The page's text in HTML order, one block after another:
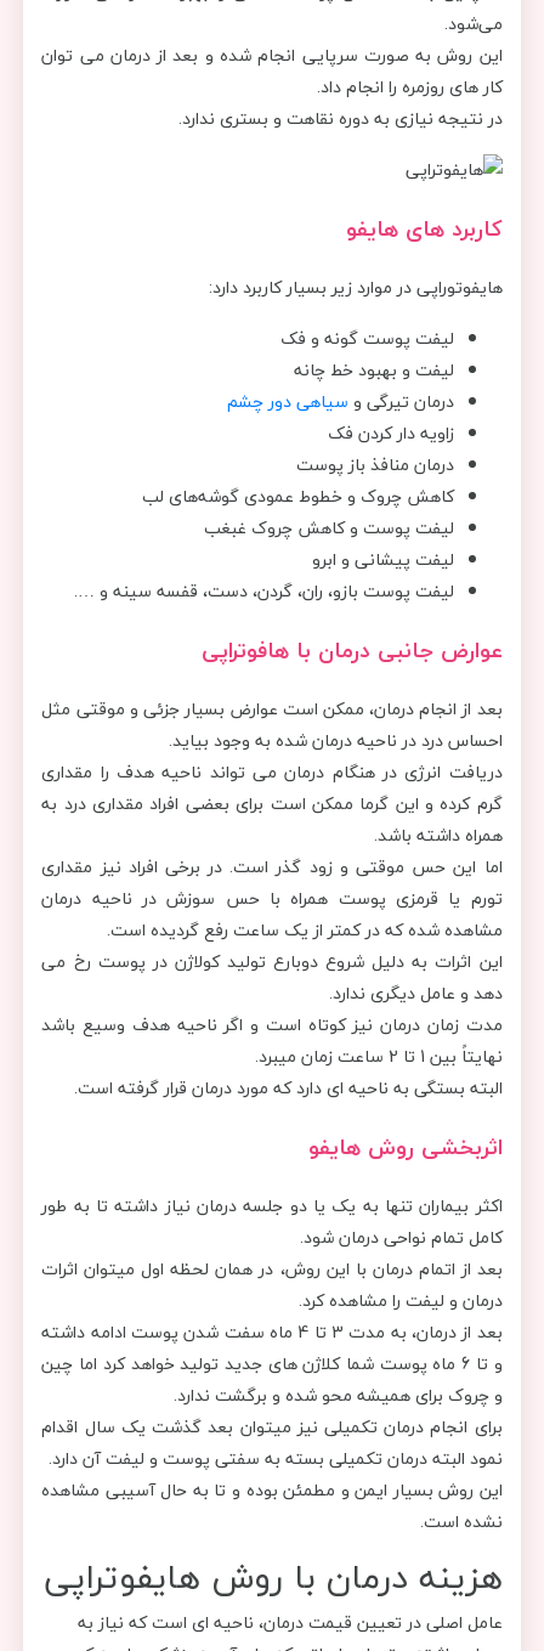
می‌شود.
این روش به صورت سرپایی انجام شده و بعد از درمان می توان
کار های روزمره را انجام داد.
در نتیجه نیازی به دوره نقاهت و بستری ندارد.
کاربرد های هایفو
هایفوتوراپی در موارد زیر بسیار کاربرد دارد:
لیفت پوست گونه و فک
لیفت و بهبود خط چانه
درمان تیرگی و سیاهی دور چشم
زاویه دار کردن فک
درمان منافذ باز پوست
کاهش چروک و خطوط عمودی گوشه‌های لب
لیفت پوست و کاهش چروک غبغب
لیفت پیشانی و ابرو
لیفت پوست بازو، ران، گردن، دست، قفسه سینه و ….
عوارض جانبی درمان با هافوتراپی
بعد از انجام درمان، ممکن است عوارض بسیار جزئی و موقتی مثل
احساس درد در ناحیه درمان شده به وجود بیاید.
دریافت انرژی در هنگام درمان می تواند ناحیه هدف را مقداری
گرم کرده و این گرما ممکن است برای بعضی افراد مقداری درد به
همراه داشته باشد.
اما این حس موقتی و زود گذر است. در برخی افراد نیز مقداری
تورم یا قرمزی پوست همراه با حس سوزش در ناحیه درمان
مشاهده شده که در کمتر از یک ساعت رفع گردیده است.
این اثرات به دلیل شروع دوبارع تولید کولاژن در پوست رخ می
دهد و عامل دیگری ندارد.
مدت زمان درمان نیز کوتاه است و اگر ناحیه هدف وسیع باشد
نهایتاً بین 1 تا 2 ساعت زمان میبرد.
البته بستگی به ناحیه ای دارد که مورد درمان قرار گرفته است.
اثربخشی روش هایفو
اکثر بیماران تنها به یک یا دو جلسه درمان نیاز داشته تا به طور
کامل تمام نواحی درمان شود.
بعد از اتمام درمان با این روش، در همان لحظه اول میتوان اثرات
درمان و لیفت را مشاهده کرد.
بعد از درمان، به مدت 3 تا 4 ماه سفت شدن پوست ادامه داشته
و تا 6 ماه پوست شما کلاژن های جدید تولید خواهد کرد اما چین
و چروک برای همیشه محو شده و برگشت ندارد.
برای انجام درمان تکمیلی نیز میتوان بعد گذشت یک سال اقدام
نمود البته درمان تکمیلی بسته به سفتی پوست و لیفت آن دارد.
این روش بسیار ایمن و مطمئن بوده و تا به حال آسیبی مشاهده
نشده است.
هزینه درمان با روش هایفوتراپی
عامل اصلی در تعیین قیمت درمان، ناحیه ای است که نیاز به